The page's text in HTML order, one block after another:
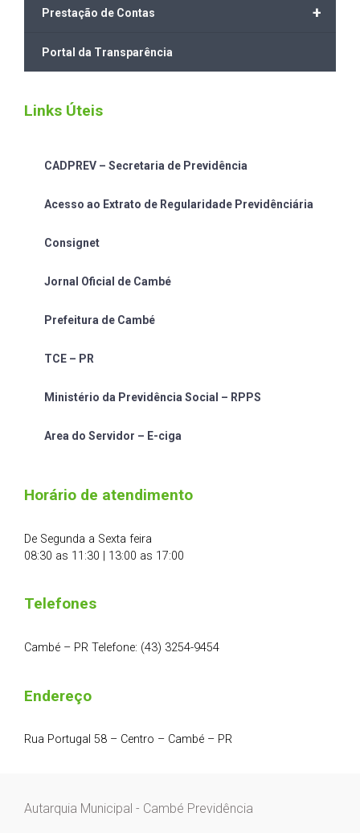
+
Prestação de Contas
Portal da Transparência
Links Úteis
CADPREV – Secretaria de Previdência
Acesso ao Extrato de Regularidade Previdênciária
Consignet
Jornal Oficial de Cambé
Prefeitura de Cambé
TCE – PR
Ministério da Previdência Social – RPPS
Area do Servidor – E-ciga
Horário de atendimento
De Segunda a Sexta feira
08:30 as 11:30 | 13:00 as 17:00
Telefones
Cambé – PR Telefone: (43) 3254-9454
Endereço
Rua Portugal 58 – Centro – Cambé – PR
Autarquia Municipal - Cambé Previdência